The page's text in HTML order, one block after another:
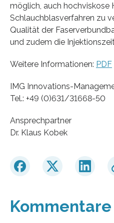
möglich, auch hochviskose
Schlauchblasverfahren zu
Qualität der
und zudem die
Weitere Informationen: PDF
IMG Innovations-
Tel.: +49 (0)631/31668-50
Ansprechpartner
Dr. Klaus Kobek